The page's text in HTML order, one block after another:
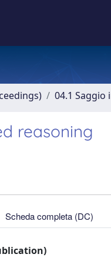
04.1 Saggio
reasoning
Scheda completa (DC)